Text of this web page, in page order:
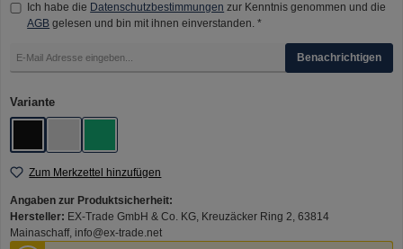
Ich habe die Datenschutzbestimmungen zur Kenntnis genommen und die
AGB gelesen und bin mit ihnen einverstanden. *
Benachrichtigen
Varianteauswählen
Zum Merkzettel hinzufügen
Angaben zur Produktsicherheit:
Hersteller: EX-Trade GmbH & Co. KG, Kreuzäcker Ring 2, 63814
Mainaschaff, info@ex-trade.net